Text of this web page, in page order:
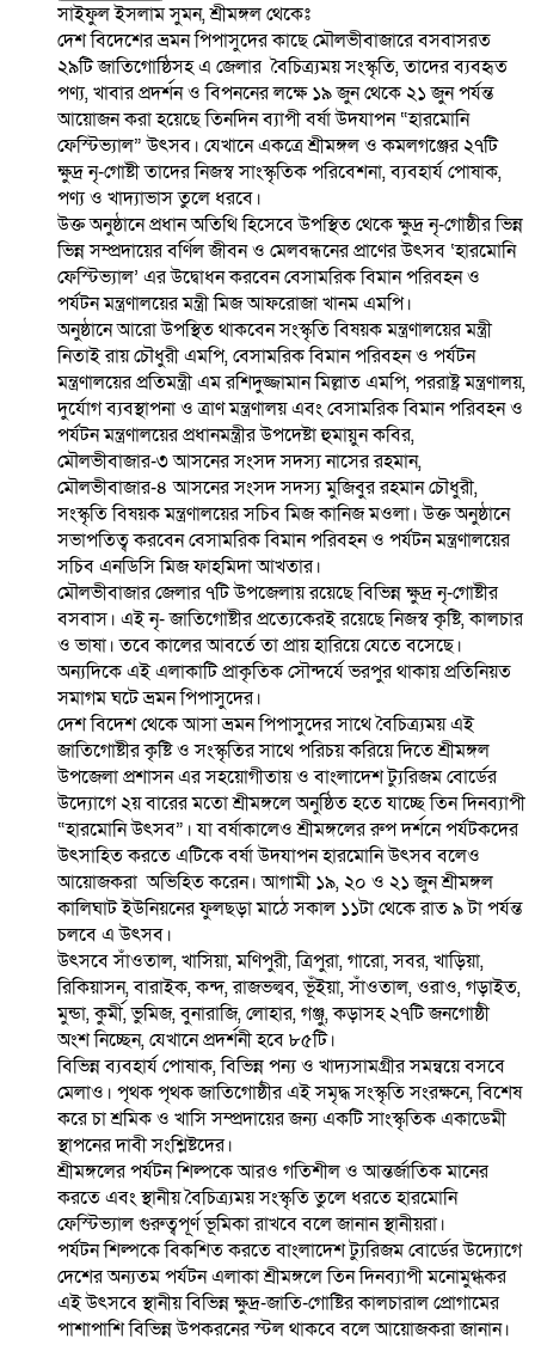
সাইফুল ইসলাম সুমন, শ্রীমঙ্গল থেকেঃ
দেশ বিদেশের ভ্রমন পিপাসুদের কাছে মৌলভীবাজারে বসবাসরত
২৯টি জাতিগোষ্ঠিসহ এ জেলার বৈচিত্র্যময় সংস্কৃতি, তাদের ব্যবহৃত
পণ্য, খাবার প্রদর্শন ও বিপননের লক্ষে ১৯ জুন থেকে ২১ জুন পর্যন্ত
আয়োজন করা হয়েছে তিনদিন ব্যাপী বর্ষা উদযাপন “হারমোনি
ফেস্টিভ্যাল” উৎসব। যেখানে একত্রে শ্রীমঙ্গল ও কমলগঞ্জের ২৭টি
ক্ষুদ্র নৃ-গোষ্টী তাদের নিজস্ব সাংস্কৃতিক পরিবেশনা, ব্যবহার্য পোষাক,
পণ্য ও খাদ্যাভাস তুলে ধরবে।
উক্ত অনুষ্ঠানে প্রধান অতিথি হিসেবে উপস্থিত থেকে ক্ষুদ্র নৃ-গোষ্ঠীর ভিন্ন
ভিন্ন সম্প্রদায়ের বর্ণিল জীবন ও মেলবন্ধনের প্রাণের উৎসব ‘হারমোনি
ফেস্টিভ্যাল’ এর উদ্বোধন করবেন বেসামরিক বিমান পরিবহন ও
পর্যটন মন্ত্রণালয়ের মন্ত্রী মিজ আফরোজা খানম এমপি।
অনুষ্ঠানে আরো উপস্থিত থাকবেন সংস্কৃতি বিষয়ক মন্ত্রণালয়ের মন্ত্রী
নিতাই রায় চৌধুরী এমপি, বেসামরিক বিমান পরিবহন ও পর্যটন
মন্ত্রণালয়ের প্রতিমন্ত্রী এম রশিদুজ্জামান মিল্লাত এমপি, পররাষ্ট্র মন্ত্রণালয়,
দুর্যোগ ব্যবস্থাপনা ও ত্রাণ মন্ত্রণালয় এবং বেসামরিক বিমান পরিবহন ও
পর্যটন মন্ত্রণালয়ের প্রধানমন্ত্রীর উপদেষ্টা হুমায়ুন কবির,
মৌলভীবাজার-৩ আসনের সংসদ সদস্য নাসের রহমান,
মৌলভীবাজার-৪ আসনের সংসদ সদস্য মুজিবুর রহমান চৌধুরী,
সংস্কৃতি বিষয়ক মন্ত্রণালয়ের সচিব মিজ কানিজ মওলা। উক্ত অনুষ্ঠানে
সভাপতিত্ব করবেন বেসামরিক বিমান পরিবহন ও পর্যটন মন্ত্রণালয়ের
সচিব এনডিসি মিজ ফাহমিদা আখতার।
মৌলভীবাজার জেলার ৭টি উপজেলায় রয়েছে বিভিন্ন ক্ষুদ্র নৃ-গোষ্টীর
বসবাস। এই নৃ- জাতিগোষ্টীর প্রত্যেকেরই রয়েছে নিজস্ব কৃষ্টি, কালচার
ও ভাষা। তবে কালের আবর্তে তা প্রায় হারিয়ে যেতে বসেছে।
অন্যদিকে এই এলাকাটি প্রাকৃতিক সৌন্দর্যে ভরপুর থাকায় প্রতিনিয়ত
সমাগম ঘটে ভ্রমন পিপাসুদের।
দেশ বিদেশ থেকে আসা ভ্রমন পিপাসুদের সাথে বৈচিত্র্যময় এই
জাতিগোষ্টীর কৃষ্টি ও সংস্কৃতির সাথে পরিচয় করিয়ে দিতে শ্রীমঙ্গল
উপজেলা প্রশাসন এর সহয়োগীতায় ও বাংলাদেশ ট্যুরিজম বোর্ডের
উদ্যোগে ২য় বারের মতো শ্রীমঙ্গলে অনুষ্ঠিত হতে যাচ্ছে তিন দিনব্যাপী
“হারমোনি উৎসব”। যা বর্ষাকালেও শ্রীমঙ্গলের রুপ দর্শনে পর্যটকদের
উৎসাহিত করতে এটিকে বর্ষা উদযাপন হারমোনি উৎসব বলেও
আয়োজকরা অভিহিত করেন। আগামী ১৯, ২০ ও ২১ জুন শ্রীমঙ্গল
কালিঘাট ইউনিয়নের ফুলছড়া মাঠে সকাল ১১টা থেকে রাত ৯ টা পর্যন্ত
চলবে এ উৎসব।
উৎসবে সাঁওতাল, খাসিয়া, মণিপুরী, ত্রিপুরা, গারো, সবর, খাড়িয়া,
রিকিয়াসন, বারাইক, কন্দ, রাজভল্বব, ভূঁইয়া, সাঁওতাল, ওরাও, গড়াইত,
মুন্ডা, কুর্মী, ভুমিজ, বুনারাজি, লোহার, গঞ্জু, কড়াসহ ২৭টি জনগোষ্ঠী
অংশ নিচ্ছেন, যেখানে প্রদর্শনী হবে ৮৫টি।
বিভিন্ন ব্যবহার্য পোষাক, বিভিন্ন পন্য ও খাদ্যসামগ্রীর সমন্বয়ে বসবে
মেলাও। পৃথক পৃথক জাতিগোষ্ঠীর এই সমৃদ্ধ সংস্কৃতি সংরক্ষনে, বিশেষ
করে চা শ্রমিক ও খাসি সম্প্রদায়ের জন্য একটি সাংস্কৃতিক একাডেমী
স্থাপনের দাবী সংশ্লিষ্টদের।
শ্রীমঙ্গলের পর্যটন শিল্পকে আরও গতিশীল ও আন্তর্জাতিক মানের
করতে এবং স্থানীয় বৈচিত্র্যময় সংস্কৃতি তুলে ধরতে হারমোনি
ফেস্টিভ্যাল গুরুত্বপূর্ণ ভূমিকা রাখবে বলে জানান স্থানীয়রা।
পর্যটন শিল্পকে বিকশিত করতে বাংলাদেশ ট্যুরিজম বোর্ডের উদ্যোগে
দেশের অন্যতম পর্যটন এলাকা শ্রীমঙ্গলে তিন দিনব্যাপী মনোমুগ্ধকর
এই উৎসবে স্থানীয় বিভিন্ন ক্ষুদ্র-জাতি-গোষ্টির কালচারাল প্রোগামের
পাশাপাশি বিভিন্ন উপকরনের স্টল থাকবে বলে আয়োজকরা জানান।